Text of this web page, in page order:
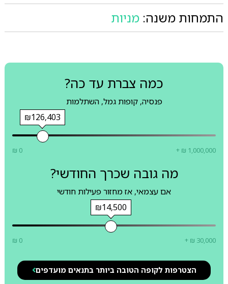
התמחות משנה: מניות
כמה צברת עד כה?
פנסיה, קופות גמל, השתלמות
₪126,403
₪ 0 + ₪ 1,000,000
מה גובה שכרך החודשי?
אם עצמאי, אז מחזור פעילות חודשי
₪14,500
₪ 0 + ₪ 30,000
הצטרפות לקופה הטובה ביותר בתנאים מועדפים